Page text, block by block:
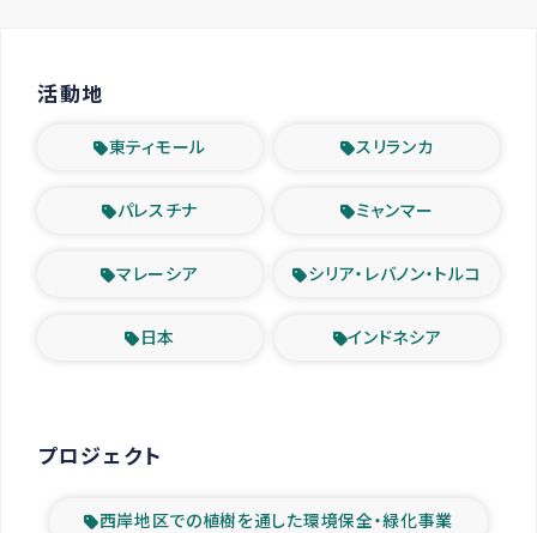
活動地
東ティモール スリランカ
パレスチナ ミャンマー
マレーシア シリア・レバノン・トルコ
日本 インドネシア
プロジェクト
西岸地区での植樹を通した環境保全・緑化事業